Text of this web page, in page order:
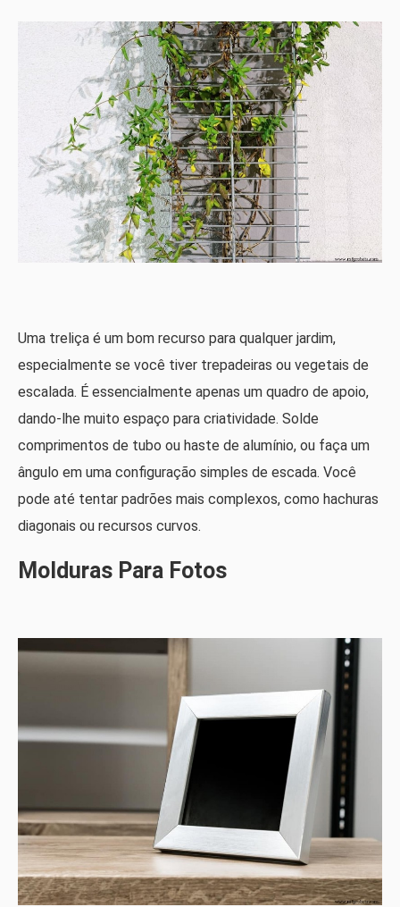
Uma treliça é um bom recurso para qualquer jardim,
especialmente se você tiver trepadeiras ou vegetais de
escalada. É essencialmente apenas um quadro de apoio,
dando-lhe muito espaço para criatividade. Solde
comprimentos de tubo ou haste de alumínio, ou faça um
ângulo em uma configuração simples de escada. Você
pode até tentar padrões mais complexos, como hachuras
diagonais ou recursos curvos.
Molduras Para Fotos